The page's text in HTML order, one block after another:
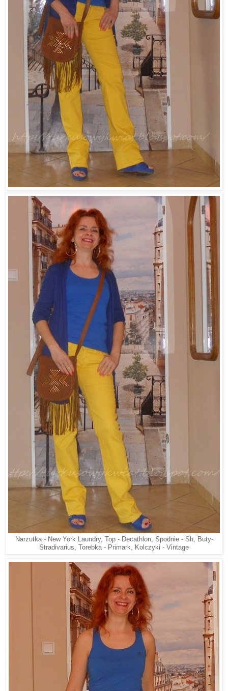
Narzutka - New York Laundry, Top - Decathlon, Spodnie - Sh, Buty-
Stradivarius, Torebka - Primark, Kolczyki - Vintage